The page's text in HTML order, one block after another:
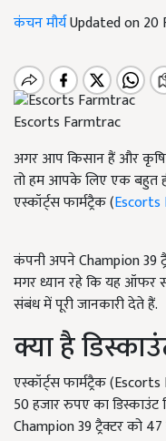
कंचन मौर्यUpdated on 20
Escorts Farmtrac
अगर आप किसान हैं और कृषि
तो हम आपके लिए एक बहुत
एस्कॉर्ट्स फार्मट्रैक (
कंपनी अपने Champion 39
मगर ध्यान रहे कि यह
संबंध में पूरी जानकारी देते हैं.
क्या है
एस्कॉर्ट्स फार्मट्रैक
50 हजार रुपए का डिस्काउंट
Champion 39 ट्रैक्टर को